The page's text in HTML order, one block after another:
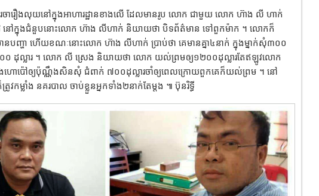
ចារឿងលុយនៅក្នុងអាហារដ្ឋានខាងលើ ដែលមានរូប លោក ជាមួយ លោក ហ៊ាង លី ហាក់
ៅក្នុងជំនួបនោះលោក ហ៊ាង លីហាក់ និយាយថា បិទព័ត៌មាន ទៅពួកម៉ាក ។ លោកក៏
នបញ្ហា ហើយខណៈនោះលោក ហ៊ាង លីហាក់ ប្រាប់ថា គេមានគ្នា៤នាក់ ក្នុងម្នាក់សុំ៣០០
០០ ដុល្លារ ។ លោក លី ស្រេង និយាយថា លោក យល់ព្រមឲ្យ១២០០ដុល្លារតែឥឡូវលោក
នុងហោប៉ៅឲ្យប៉ុណ្ណឹងសិនសុំ ជំពាក់ ៧០០ដុល្លារចាំឲ្យពេលក្រោយពួកគេក៏យល់ព្រម ។ នៅ
ម្លាំង នគរបាល ចាប់ខ្លួនអ្នកទាំង២នាក់តែម្តង ៕ ប៊ុនរិទ្ធី